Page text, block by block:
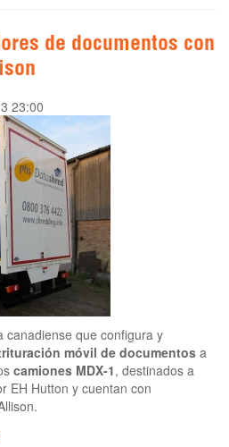
de documentos con
23:00
canadiense que configura y
móvil de documentos a
camiones MDX-1, destinados a
EH Hutton y cuentan con